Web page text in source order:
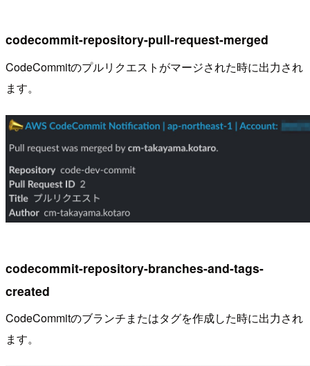
codecommit-repository-pull-request-merged
CodeCommitのプルリクエストがマージされた時に出力され
ます。
codecommit-repository-branches-and-tags-
created
CodeCommitのブランチまたはタグを作成した時に出力され
ます。